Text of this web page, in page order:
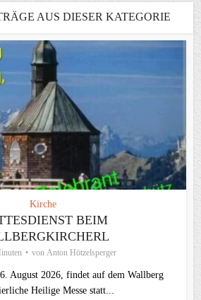
AUS DIESER KATEGORIE
Kirche
BEIM
von Anton Hötzelsperger
August 2026, findet auf dem Wallberg
Heilige Messe statt...